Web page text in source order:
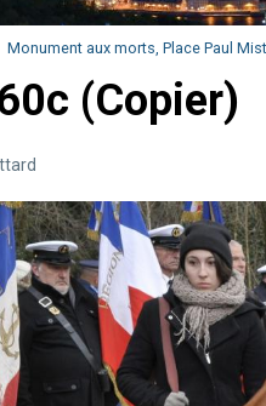
Monument aux morts, Place Paul
(Copier)